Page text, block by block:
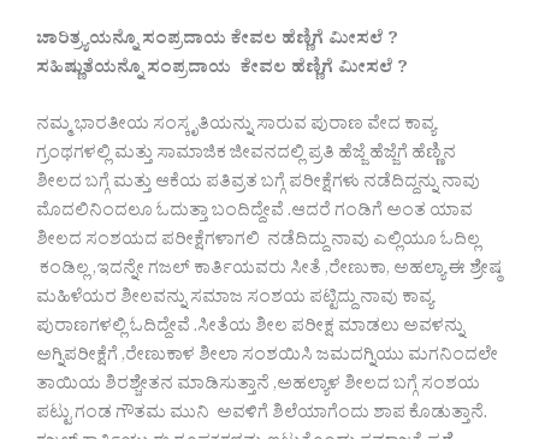
ಚಾರಿತ್ರ್ಯಯನ್ನೊ ಸಂಪ್ರದಾಯ ಕೇವಲ ಹೆಣ್ಣಿಗೆ ಮೀಸಲೆ ?
ಸಹಿಷ್ಣುತೆಯನ್ನೊ ಸಂಪ್ರದಾಯ ಕೇವಲ ಹೆಣ್ಣಿಗೆ ಮೀಸಲೆ ?
ನಮ್ಮ ಭಾರತೀಯ ಸಂಸ್ಕೃತಿಯನ್ನು ಸಾರುವ ಪುರಾಣ ವೇದ ಕಾವ್ಯ
ಗ್ರಂಥಗಳಲ್ಲಿ ಮತ್ತು ಸಾಮಾಜಿಕ ಜೀವನದಲ್ಲಿ ಪ್ರತಿ ಹೆಜ್ಜೆ ಹೆಜ್ಜೆಗೆ ಹೆಣ್ಣಿನ
ಶೀಲದ ಬಗ್ಗೆ ಮತ್ತು ಆಕೆಯ ಪತಿವ್ರತ ಬಗ್ಗೆ ಪರೀಕ್ಷೆಗಳು ನಡೆದಿದ್ದನ್ನು ನಾವು
ಮೊದಲಿನಿಂದಲೂ ಓದುತ್ತಾ ಬಂದಿದ್ದೇವೆ .ಆದರೆ ಗಂಡಿಗೆ ಅಂತ ಯಾವ
ಶೀಲದ ಸಂಶಯದ ಪರೀಕ್ಷೆಗಳಾಗಲಿ ನಡೆದಿದ್ದು ನಾವು ಎಲ್ಲಿಯೂ ಓದಿಲ್ಲ
ಕಂಡಿಲ್ಲ ,ಇದನ್ನೇ ಗಜಲ್ ಕಾರ್ತಿಯವರು ಸೀತೆ ,ರೇಣುಕಾ, ಅಹಲ್ಯಾ ಈ ಶ್ರೇಷ್ಠ
ಮಹಿಳೆಯರ ಶೀಲವನ್ನು ಸಮಾಜ ಸಂಶಯ ಪಟ್ಟಿದ್ದು ನಾವು ಕಾವ್ಯ
ಪುರಾಣಗಳಲ್ಲಿ ಓದಿದ್ದೇವೆ .‌ಸೀತೆಯ ಶೀಲ ಪರೀಕ್ಷ ಮಾಡಲು ಅವಳನ್ನು
ಅಗ್ನಿಪರೀಕ್ಷೆಗೆ ,ರೇಣುಕಾಳ ಶೀಲಾ ಸಂಶಯಿಸಿ ಜಮದಗ್ನಿಯು ಮಗನಿಂದಲೇ
ತಾಯಿಯ ಶಿರಶ್ಚೇತನ ಮಾಡಿಸುತ್ತಾನೆ ,ಅಹಲ್ಯಾಳ ಶೀಲದ ಬಗ್ಗೆ ಸಂಶಯ
ಪಟ್ಟು ಗಂಡ ಗೌತಮ ಮುನಿ ಅವಳಿಗೆ ಶಿಲೆಯಾಗೆಂದು ಶಾಪ ಕೊಡುತ್ತಾನೆ.